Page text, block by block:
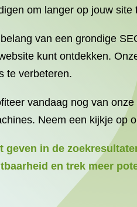
om langer op jouw
van een grondige
kunt ontdekken.
te verbeteren.
vandaag nog van onze
Neem een kijkje op
geven in de
en trek meer